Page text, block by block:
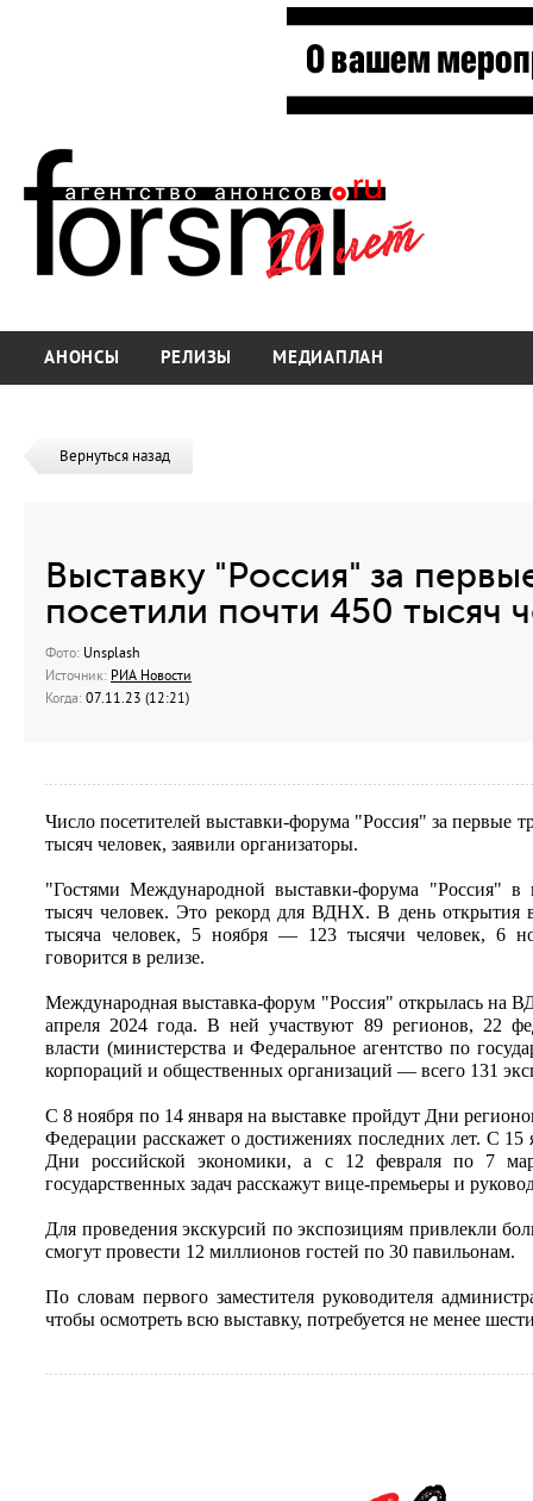
АНОНСЫ РЕЛИЗЫ МЕДИАПЛАН
Вернуться назад
Выставку "Россия" за
посетили почти 450 тысяч
Фото: Unsplash
Источник: РИА Новости
Когда: 07.11.23 (12:21)
Число посетителей выставки-форума "Россия" за первые
тысяч человек, заявили организаторы.
"Гостями Международной выставки-форума "Россия"
тысяч человек. Это рекорд для ВДНХ. В день открытия
тысяча человек, 5 ноября — 123 тысячи человек, 6
говорится в релизе.
Международная выставка-форум "Россия" открылась на
апреля 2024 года. В ней участвуют 89 регионов, 22
власти (министерства и Федеральное агентство по
корпораций и общественных организаций — всего 131
С 8 ноября по 14 января на выставке пройдут Дни
Федерации расскажет о достижениях последних лет. С 15
Дни российской экономики, а с 12 февраля по 7
государственных задач расскажут вице-премьеры и
Для проведения экскурсий по экспозициям привлекли
смогут провести 12 миллионов гостей по 30 павильонам.
По словам первого заместителя руководителя
чтобы осмотреть всю выставку, потребуется не менее